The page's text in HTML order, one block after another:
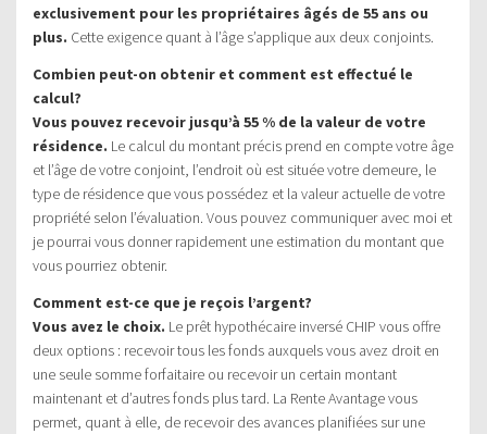
exclusivement pour les propriétaires âgés de 55 ans ou
plus. Cette exigence quant à l’âge s’applique aux deux conjoints.
Combien peut-on obtenir et comment est effectué le
calcul?
Vous pouvez recevoir jusqu’à 55 % de la valeur de votre
résidence. Le calcul du montant précis prend en compte votre âge
et l’âge de votre conjoint, l’endroit où est située votre demeure, le
type de résidence que vous possédez et la valeur actuelle de votre
propriété selon l’évaluation. Vous pouvez communiquer avec moi et
je pourrai vous donner rapidement une estimation du montant que
vous pourriez obtenir.
Comment est-ce que je reçois l’argent?
Vous avez le choix. Le prêt hypothécaire inversé CHIP vous offre
deux options : recevoir tous les fonds auxquels vous avez droit en
une seule somme forfaitaire ou recevoir un certain montant
maintenant et d’autres fonds plus tard. La Rente Avantage vous
permet, quant à elle, de recevoir des avances planifiées sur une